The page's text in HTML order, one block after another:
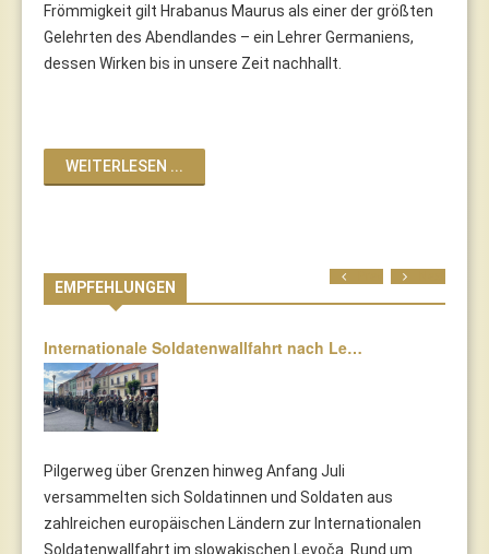
Frömmigkeit gilt Hrabanus Maurus als einer der größten
Gelehrten des Abendlandes – ein Lehrer Germaniens,
dessen Wirken bis in unsere Zeit nachhallt.
WEITERLESEN ...
EMPFEHLUNGEN
Internationale Soldatenwallfahrt nach Le…
Pilgerweg über Grenzen hinweg Anfang Juli
versammelten sich Soldatinnen und Soldaten aus
zahlreichen europäischen Ländern zur Internationalen
Soldatenwallfahrt im slowakischen Levoča. Rund um